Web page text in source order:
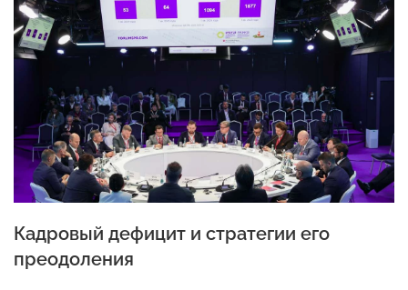
Кадровый дефицит и стратегии его
преодоления